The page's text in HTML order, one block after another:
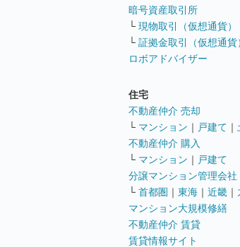
暗号資産取引所
└ 現物取引（仮想通貨）
└ 証拠金取引（仮想通貨
ロボアドバイザー
住宅
不動産仲介 売却
└ マンション ｜ 戸建て ｜
不動産仲介 購入
└ マンション ｜ 戸建て
分譲マンション管理会社
└ 首都圏 ｜ 東海 ｜ 近畿 ｜
マンション大規模修繕
不動産仲介 賃貸
賃貸情報サイト